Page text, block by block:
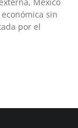
sin
por el